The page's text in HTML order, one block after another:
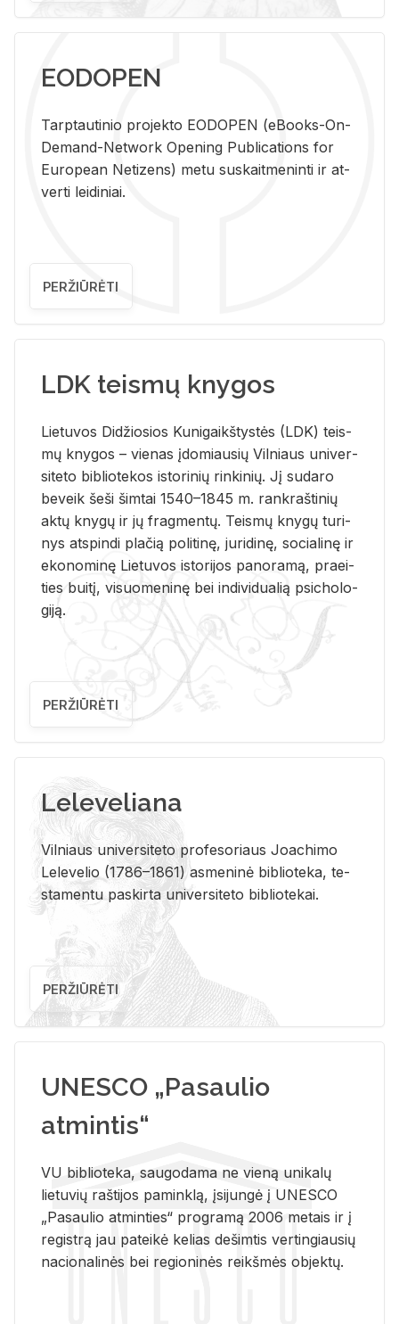
EODOPEN
Tarp­tau­ti­nio pro­jek­to EO­DO­PEN (eBo­oks-On-
De­mand-Ne­twork Ope­ning Pub­li­ca­tions for
Eu­ro­pe­an Ne­ti­zens) metu su­skait­me­nin­ti ir at­
ver­ti lei­di­niai.
PERŽIŪRĖTI
LDK teismų knygos
Lie­tu­vos Di­džio­sios Ku­ni­gaikš­tys­tės (LDK) teis­
mų kny­gos – vie­nas įdo­miau­sių Vil­niaus uni­ver­
si­te­to bi­b­lio­te­kos is­to­ri­nių rin­ki­nių. Jį su­da­ro
be­veik šeši šim­tai 1540–1845 m. rank­raš­ti­nių
aktų kny­gų ir jų frag­men­tų. Teis­mų kny­gų tu­ri­
nys at­spin­di pla­čią po­li­ti­nę, ju­ri­di­nę, so­cia­li­nę ir
eko­no­mi­nę Lie­tu­vos is­to­ri­jos pa­no­ra­mą, pra­ei­
ties bui­tį, vi­suo­me­ni­nę bei in­di­vi­dua­lią psi­cho­lo­
gi­ją.
PERŽIŪRĖTI
Leleveliana
Vil­niaus uni­ver­si­te­to pro­fe­so­riaus Jo­a­chi­mo
Le­le­ve­lio (1786–1861) as­me­ni­nė bi­b­lio­te­ka, te­
sta­men­tu pa­skir­ta uni­ver­si­te­to bi­b­lio­te­kai.
PERŽIŪRĖTI
UNESCO „Pasaulio
atmintis“
VU biblioteka, saugodama ne vieną unikalų
lietuvių raštijos paminklą, įsijungė į UNESCO
„Pasaulio atminties“ programą 2006 metais ir į
registrą jau pateikė kelias dešimtis vertingiausių
nacionalinės bei regioninės reikšmės objektų.